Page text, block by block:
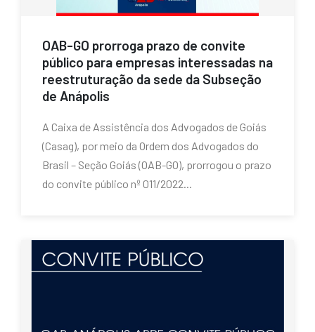
OAB-GO prorroga prazo de convite
público para empresas interessadas na
reestruturação da sede da Subseção
de Anápolis
A Caixa de Assistência dos Advogados de Goiás
(Casag), por meio da Ordem dos Advogados do
Brasil – Seção Goiás (OAB-GO), prorrogou o prazo
do convite público nº 011/2022...